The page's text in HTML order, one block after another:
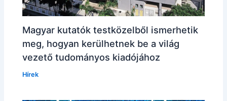
Magyar kutatók testközelből ismerhetik
meg, hogyan kerülhetnek be a világ
vezető tudományos kiadójához
Hírek